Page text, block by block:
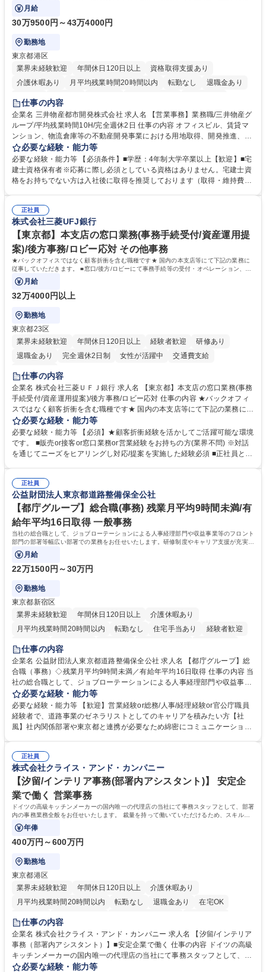
ます。
月給
30万9500円～43万4000円
勤務地
東京都港区
業界未経験歓迎
年間休日120日以上
資格取得支援あり
介護休暇あり
月平均残業時間20時間以内 転勤なし
退職金あり
在宅OK
賞与あり
駅近5分以内
土日祝休み 寮・社宅あり
仕事の内容
企業名 三井物産都市開発株式会社 求人名 【営業事務】業務職/三井物産グ
ループ/平均残業時間10H/完全週休2日 仕事の内容 オフィスビル、賃貸マ
ンション、物流倉庫等の不動産開発事業における用地取得、開発推進、賃
貸運営、売却、仲介・活用提案等を行う営業部門において事務業務を担当
いただきます。 【詳細】・契約書管理、契約書製本、捺印対応、ファイリ
ング、登記簿取得、調書取得・支払業務（各種費用支払、支払管理、請
求・支払データ登録、取引先マスター申請対応）・予算作成及び予実管
の他に担当頂く業務が発生する場合があります。 募集職種 【営業事務】
業務職/三井物産グループ/平均残業時間10H/完全週休2日
必要な経験・能力等
必要な経験・能力等 【必須条件】■学歴：4年制大学卒業以上【歓迎】■宅
建士資格保有者※応募に際し必須としている資格はありません。宅建士資
格をお持ちでない方は入社後に取得を推奨しております（取得・維持費用
ション力がある方。 ・チャレンジを厭わず、粘り強く業務に取り組める
方。多様な関係者と謙虚に信頼関係を構築でき、期限を意識したスケジュ
ール管理が出来る方。※将来的に他部署（営業部門、コーポレート部門）
へのジョブローテーションの可能性があります。 学歴・資格 学歴：大学
院 大学 語学力： 資格：宅地建物取引士
正社員
株式会社三菱UFJ銀行
【東京都】本支店の窓口業務(事務手続受付/資産運用提
案)/後方事務/ロビー応対 その他事務
★バックオフィスではなく顧客折衝を含む職種です★ 国内の本支店等にて下記の業務に
従事していただきます。 ■窓口/後方/ロビーにて事務手続等の受付・オペレーション、お
客様対応
月給
32万4000円以上
勤務地
東京都23区
業界未経験歓迎
年間休日120日以上 経験者歓迎
研修あり
退職金あり
完全週休2日制 女性が活躍中
交通費支給
土日祝休み
仕事の内容
企業名 株式会社三菱ＵＦＪ銀行 求人名 【東京都】本支店の窓口業務(事務
手続受付/資産運用提案)/後方事務/ロビー応対 仕事の内容 ★バックオフィ
スではなく顧客折衝を含む職種です★ 国内の本支店等にて下記の業務に従
事していただきます。 ■窓口/後方/ロビーにて事務手続等の受付・オペレ
ーション、お客様対応 ■窓口にて、ご来店された個人のお客様に対して金
融商品のご提案 ■効率的な事務運用の検討・構築等 ≪業務紹介：ご応募前
に必ずご覧ください≫ ※記事 https://www.mysite.bk.mufg.jp/career/circle/
必要な経験・能力等
必要な経験・能力等 【必須】★顧客折衝経験を活かしてご活躍可能な環境
です。 ■販売or接客or窓口業務or営業経験をお持ちの方(業界不問) ※対話
を通じてニーズをヒアリングし対応/提案を実施した経験必須 ■正社員とし
るので安心して入行いただけます。 幅広いキャリアの選択肢があり、公募
や社内副業等を活用し、 一人ひとりが挑戦できるカルチャーが浸透してい
ます。 学歴・資格 学歴：大学院 大学 高専 短大 専修学校 高校 語学力：
資格：
正社員
公益財団法人東京都道路整備保全公社
【都庁グループ】総合職(事務) 残業月平均9時間未満/有
給年平均16日取得 一般事務
当社の総合職として、ジョブローテーションによる人事経理部門や収益事業等のフロント
部門の部署等幅広い部署での業務をお任せいたします。研修制度やキャリア支援が充実し
ております！ ※下記業務詳細
月給
22万1500円～30万円
勤務地
東京都新宿区
業界未経験歓迎
年間休日120日以上
介護休暇あり
月平均残業時間20時間以内
転勤なし 住宅手当あり
経験者歓迎
研修あり
退職金あり
駅近5分以内
資格取得手当あり 食事補助あり
仕事の内容
企業名 公益財団法人東京都道路整備保全公社 求人名 【都庁グループ】総
合職（事務）◇残業月平均9時間未満／有給年平均16日取得 仕事の内容 当
社の総合職として、ジョブローテーションによる人事経理部門や収益事業
等のフロント部門の部署等幅広い部署での業務をお任せいたします。研修
制度やキャリア支援が充実しております！ ※下記業務詳細 【業務詳細】■
管理部門：広報、人事、経理など当公社の運営に係る管理業務 ■収益部
門：駐車場の新規開拓、管理運営、新宿駅西口広場の「イベントコーナ
道路施設や道路工事現場の見学ツアー事業 ※入社後は上記いずれかの部門
へ配属。※業務内容変更の範囲：会社の定める業務 募集職種 【都庁グル
ープ】総合職（事務）◇残業月平均9時間未満／有給年平均16日取得
必要な経験・能力等
必要な経験・能力等 【歓迎】営業経験or総務/人事/経理経験or官公庁職員
経験者で、道路事業のゼネラリストとしてのキャリアを積みたい方【社
風】社内関係部署や東京都と連携が必要なため綿密にコミュニケーション
部門など多岐に渡る業務を経験できます。 ■様々なプロジェクト：駐車場
事業の他、新宿駅西口広場内に設置された照明を兼ねた広告「ブライトサ
イン」の管理運営を行うなど、事業収益を生み出す活動を積極的に行って
います。 学歴・資格 学歴：大学院 大学 高専 短大 専修学校 高校 語学力：
資格：
正社員
株式会社クライス・アンド・カンパニー
【汐留/インテリア事務(部署内アシスタント)】 安定企
業で働く 営業事務
ドイツの高級キッチンメーカーの国内唯一の代理店の当社にて事務スタッフとして、部署
内の事務業務全般をお任せいたします。 裁量を持って働いていただけるため、スキルア
ップも可能です。
年俸
400万円～600万円
勤務地
東京都港区
業界未経験歓迎
年間休日120日以上
介護休暇あり
月平均残業時間20時間以内
転勤なし 退職金あり
在宅OK
育休あり
完全週休2日制
駅近5分以内
土日祝休み
仕事の内容
企業名 株式会社クライス・アンド・カンパニー 求人名 【汐留/インテリア
事務（部署内アシスタント）】■安定企業で働く 仕事の内容 ドイツの高級
キッチンメーカーの国内唯一の代理店の当社にて事務スタッフとして、部
署内の事務業務全般をお任せいたします。 裁量を持って働いていただける
必要な経験・能力等